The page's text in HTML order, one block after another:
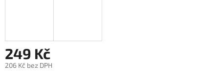
249 Kč
206 Kč bez DPH